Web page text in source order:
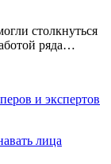
столкнуться
ряда…
и экспертов
лица